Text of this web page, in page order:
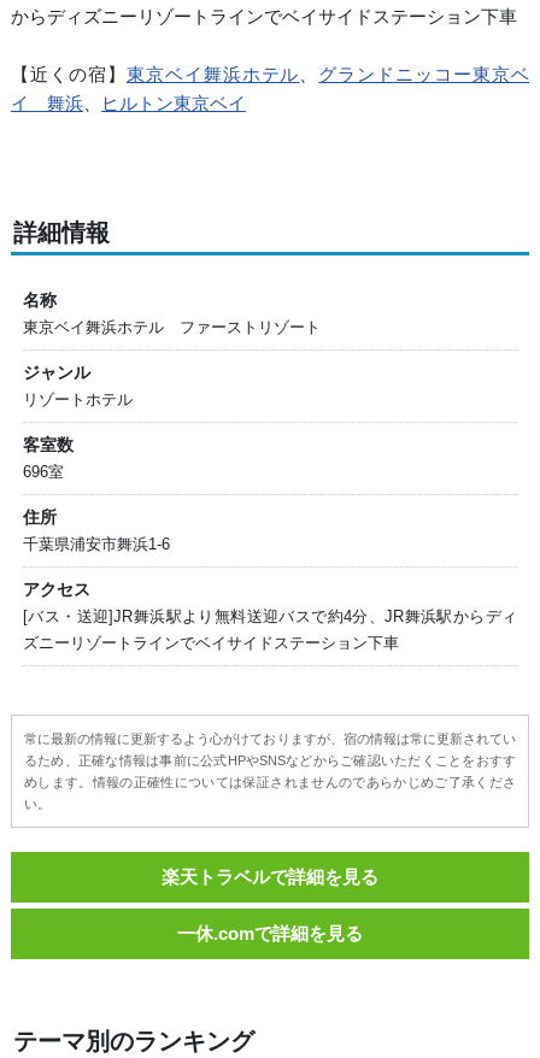
からディズニーリゾートラインでベイサイドステーション下車
【近くの宿】 東京ベイ舞浜ホテル
グランドニッコー東京ベ
イ 舞浜、 ヒルトン東京ベイ
詳細情報
名称
東京ベイ舞浜ホテル ファーストリゾート
ジャンル
リゾートホテル
客室数
696室
住所
千葉県浦安市舞浜1-6
アクセス
[バス・送迎]JR舞浜駅より無料送迎バスで約4分、JR舞浜駅からディ
ズニーリゾートラインでベイサイドステーション下車
常に最新の情報に更新するよう心がけておりますが、宿の情報は常に更新されてい
るため、正確な情報は事前に公式HPやSNSなどからご確認いただくことをおすす
めします。情報の正確性については保証されませんのであらかじめご了承くださ
い。
楽天トラベルで詳細を見る
一休.comで詳細を見る
テーマ別のランキング